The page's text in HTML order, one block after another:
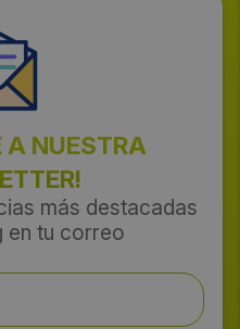
A NUESTRA
más destacadas
en tu correo